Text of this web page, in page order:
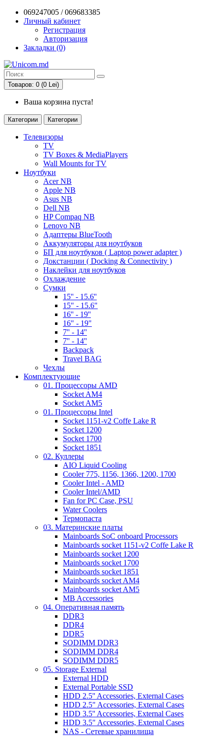
069247005 / 069683385
Личный кабинет
Регистрация
Авторизация
Закладки (0)
Товаров: 0 (0 Lei)
Ваша корзина пуста!
Категории Категории
Телевизоры
TV
TV Boxes & MediaPlayers
Wall Mounts for TV
Ноутбуки
Acer NB
Apple NB
Asus NB
Dell NB
HP Compaq NB
Lenovo NB
Адаптеры BlueTooth
Аккумуляторы для ноутбуков
БП для ноутбуков ( Laptop power adapter )
Докстанции ( Docking & Connectivity )
Наклейки для ноутбуков
Охлаждение
Сумки
15'' - 15.6''
15" - 15.6"
16'' - 19''
16" - 19"
7'' - 14''
7'' - 14''
Backpack
Travel BAG
Чехлы
Комплектующие
01. Процессоры AMD
Socket AM4
Socket AM5
01. Процессоры Intel
Socket 1151-v2 Coffe Lake R
Socket 1200
Socket 1700
Socket 1851
02. Куллеры
AIO Liquid Cooling
Cooler 775, 1156, 1366, 1200, 1700
Cooler Intel - AMD
Cooler Intel/AMD
Fan for PC Case, PSU
Water Coolers
Термопаста
03. Материнские платы
Mainboards SoC onboard Processors
Mainboards socket 1151-v2 Coffe Lake R
Mainboards socket 1200
Mainboards socket 1700
Mainboards socket 1851
Mainboards socket AM4
Mainboards socket AM5
MB Accessories
04. Оперативная память
DDR3
DDR4
DDR5
SODIMM DDR3
SODIMM DDR4
SODIMM DDR5
05. Storage External
External HDD
External Portable SSD
HDD 2.5'' Accessories, External Cases
HDD 2.5" Accessories, External Cases
HDD 3.5'' Accessories, External Cases
HDD 3.5" Accessories, External Cases
NAS - Сетевые хранилища